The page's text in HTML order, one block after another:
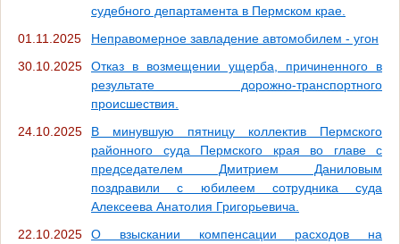
судебного департамента в Пермском крае.
01.11.2025
Неправомерное завладение автомобилем - угон
30.10.2025
Отказ в возмещении ущерба, причиненного в
результате дорожно-транспортного
происшествия.
24.10.2025
В минувшую пятницу коллектив Пермского
районного суда Пермского края во главе с
председателем Дмитрием Даниловым
поздравили с юбилеем сотрудника суда
Алексеева Анатолия Григорьевича.
22.10.2025
О взыскании компенсации расходов на